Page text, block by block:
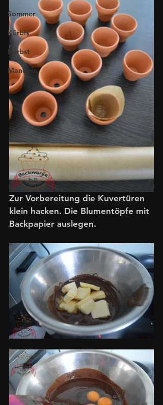
Sommer
Kürbis
Herbst
Mandeln
Zur Vorbereitung die Kuvertüren
klein hacken. Die Blumentöpfe mit
Backpapier auslegen.